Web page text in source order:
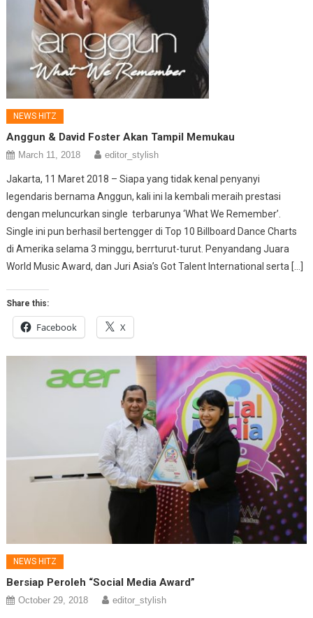
NEWS HITZ
Anggun & David Foster Akan Tampil Memukau
March 11, 2018 editor_stylish
Jakarta, 11 Maret 2018 – Siapa yang tidak kenal penyanyi
legendaris bernama Anggun, kali ini Ia kembali meraih prestasi
dengan meluncurkan single terbarunya ‘What We Remember’.
Single ini pun berhasil bertengger di Top 10 Billboard Dance Charts
di Amerika selama 3 minggu, berrturut-turut. Penyandang Juara
World Music Award, dan Juri Asia’s Got Talent International serta […]
Share this:
Facebook X
NEWS HITZ
Bersiap Peroleh “Social Media Award”
October 29, 2018 editor_stylish